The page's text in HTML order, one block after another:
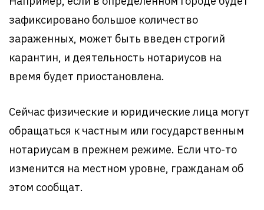
зафиксировано большое количество
зараженных, может быть введен строгий
карантин, и деятельность нотариусов на
время будет приостановлена.
Сейчас физические и юридические лица могут
обращаться к частным или государственным
нотариусам в прежнем режиме. Если что-то
изменится на местном уровне, гражданам об
этом сообщат.